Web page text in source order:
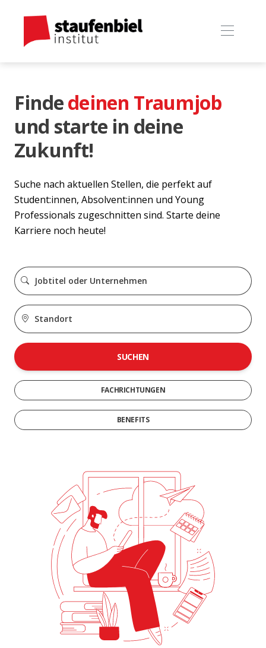
Findedeinen Traumjob
und starte in deine
Zukunft!
Suche nach aktuellen Stellen, die perfekt auf
Student:innen, Absolvent:innen und Young
Professionals zugeschnitten sind. Starte deine
Karriere noch heute!
SUCHEN
FACHRICHTUNGEN
BENEFITS